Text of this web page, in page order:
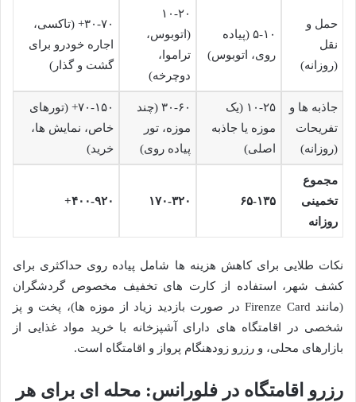
حمل و
نقل
(روزانه)
۵-۱۰ (پیاده
روی، اتوبوس)
۱۰-۲۰
(اتوبوس،
تراموا،
دوچرخه)
۳۰-۷۰+ (تاکسی،
اجاره خودرو برای
گشت و گذار)
جاذبه ها و
تفریحات
(روزانه)
۱۰-۲۵ (یک
موزه یا جاذبه
اصلی)
۳۰-۶۰ (چند
موزه، تور
پیاده روی)
۷۰-۱۵۰+ (تورهای
خاص، نمایش ها،
خرید)
مجموع
تخمینی
روزانه
۶۵-۱۳۵ ۱۷۰-۳۲۰ ۴۰۰-۹۲۰+
نکات طلایی برای کاهش هزینه ها شامل پیاده روی حداکثری برای
کشف شهر، استفاده از کارت های تخفیف مخصوص گردشگران
(مانند Firenze Card در صورت بازدید زیاد از موزه ها)، پخت و پز
شخصی در اقامتگاه های دارای آشپزخانه با خرید مواد غذایی از
بازارهای محلی، و رزرو زودهنگام پرواز و اقامتگاه است.
رزرو اقامتگاه در فلورانس: محله ای برای هر